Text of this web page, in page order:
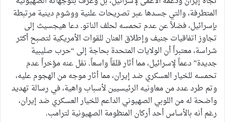
المتطرفة، والتي جسدها عبر تصريحات علنية ووشوم دينية مرتبطة
بإسرائيل، فضلاً عن عدم تحمسه لحلف الناتو. دعا هيجسيث إلى
تجاوز اتفاقيات جنيف وإطلاق العنان للقوات الأمريكية لتصبح أكثر
شراسة، معتبراً أن الولايات المتحدة بحاجة إلى “حرب صليبية
جديدة” دعماً لإسرائيل، مما أثار قلقاً واسعاً. نقل عنه مؤخراً عدم
تحمسه للخيار العسكري ضد إيران، مما أثار موجه من الهجوم عليه،
وتم طرد عدد من معاونيه الرئيسيين لأسباب واهية، في رسالة تهديد
واضحة له من اللوبي الصهيوني الداعم للخيار العسكري ضد إيران،
رغم أنه بالأساس أحد أركان المنظومة الصهيونية لترامب.